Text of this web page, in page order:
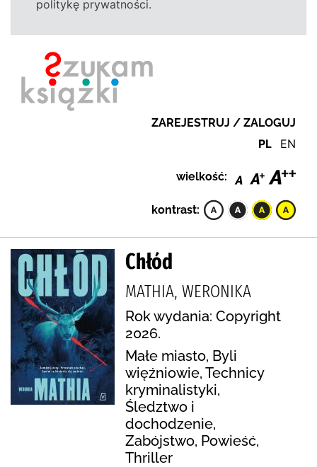
politykę prywatności.
ZAREJESTRUJ / ZALOGUJ
PL EN
wielkość:
kontrast:
Chłód
MATHIA, WERONIKA
Rok wydania: Copyright
2026.
Małe miasto, Byli
więźniowie, Technicy
kryminalistyki,
Śledztwo i
dochodzenie,
Zabójstwo, Powieść,
Thriller